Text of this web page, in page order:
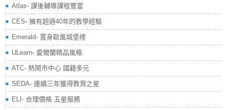
Atlas- 課後輔導課程豐富
CES- 擁有超過40年的教學經驗
Emerald- 置身歐風城堡裡
ULearn- 愛爾蘭精品風格
ATC- 熱鬧市中心 國籍多元
SEDA- 連續三年獲得教育之星
ELI- 合理價格 五星服務